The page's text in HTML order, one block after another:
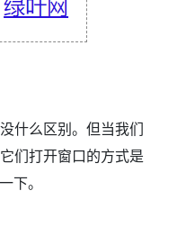
什么区别。但当我们
们打开窗口的方式是
下。